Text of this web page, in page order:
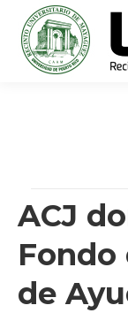
ACJ
Fondo
de